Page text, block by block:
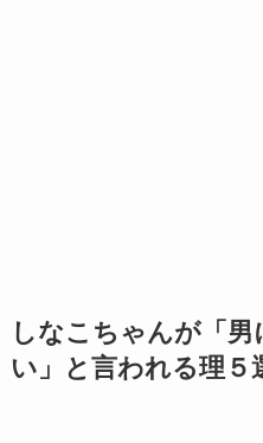
しなこちゃんが「
い」と言われる理５